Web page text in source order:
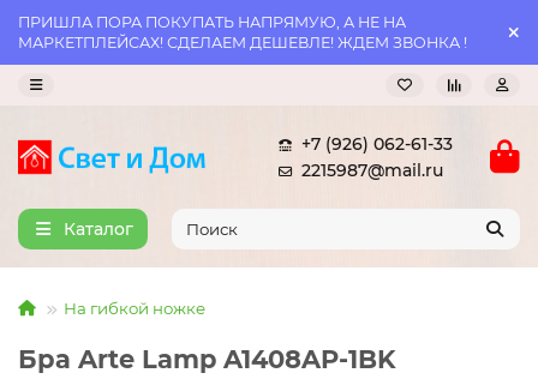
ПРИШЛА ПОРА ПОКУПАТЬ НАПРЯМУЮ, А НЕ НА
МАРКЕТПЛЕЙСАХ! СДЕЛАЕМ ДЕШЕВЛЕ! ЖДЕМ ЗВОНКА !
+7 (926) 062-61-33
2215987@mail.ru
Каталог
На гибкой ножке
Бра Arte Lamp A1408AP-1BK